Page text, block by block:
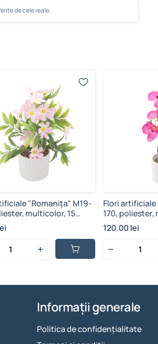
de cele reale.
"Romanița" M19-
multicolor, 15
cm
Flori
170,
ramuri,
120.00 lei
Informații generale
Politica de confidențialitate